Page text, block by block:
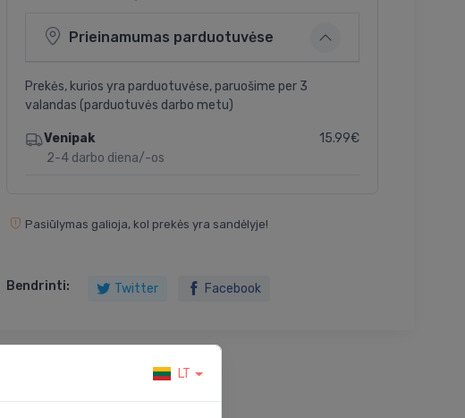
Prieinamumas parduotuvėse
Prekės, kurios yra parduotuvėse, paruošime per 3
valandas (parduotuvės darbo metu)
Venipak
2-4 darbo diena/-os
15.99€
Pasiūlymas galioja, kol prekės yra sandėlyje!
Bendrinti: Twitter Facebook
LT